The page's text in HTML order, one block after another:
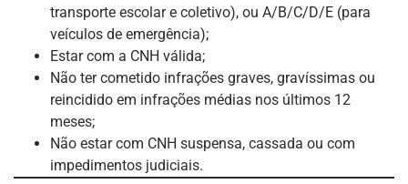
transporte escolar e coletivo), ou A/B/C/D/E (para
veículos de emergência);
Estar com a CNH válida;
Não ter cometido infrações graves, gravíssimas ou
reincidido em infrações médias nos últimos 12
meses;
Não estar com CNH suspensa, cassada ou com
impedimentos judiciais.